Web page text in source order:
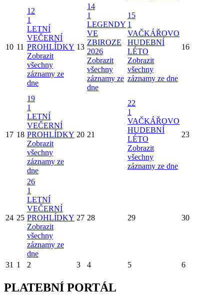
10 11
12
1
LETNÍ
VEČERNÍ
PROHLÍDKY
Zobrazit
všechny
záznamy ze
dne
13
14
1
LEGENDY
VE
ZBIROZE
2026
Zobrazit
všechny
záznamy ze
dne
15
1
VAČKÁŘOVO
HUDEBNÍ
LÉTO
Zobrazit
všechny
záznamy ze dne
16
17 18
19
1
LETNÍ
VEČERNÍ
PROHLÍDKY
Zobrazit
všechny
záznamy ze
dne
20 21
22
1
VAČKÁŘOVO
HUDEBNÍ
LÉTO
Zobrazit
všechny
záznamy ze dne
23
24 25
26
1
LETNÍ
VEČERNÍ
PROHLÍDKY
Zobrazit
všechny
záznamy ze
dne
27 28 29 30
31 1 2 3 4 5 6
PLATEBNÍ PORTÁL